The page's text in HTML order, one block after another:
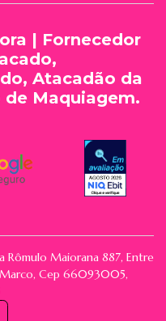
| Fornecedor
Atacadão da
Maquiagem.
Rômulo Maiorana 887, Entre
Marco, Cep 66093005,